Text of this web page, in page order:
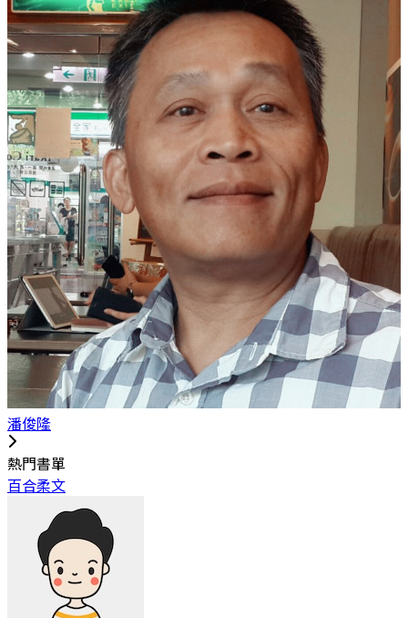
潘俊隆
熱門書單
百合柔文